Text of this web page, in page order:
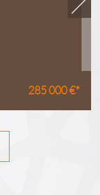
285 000 €*